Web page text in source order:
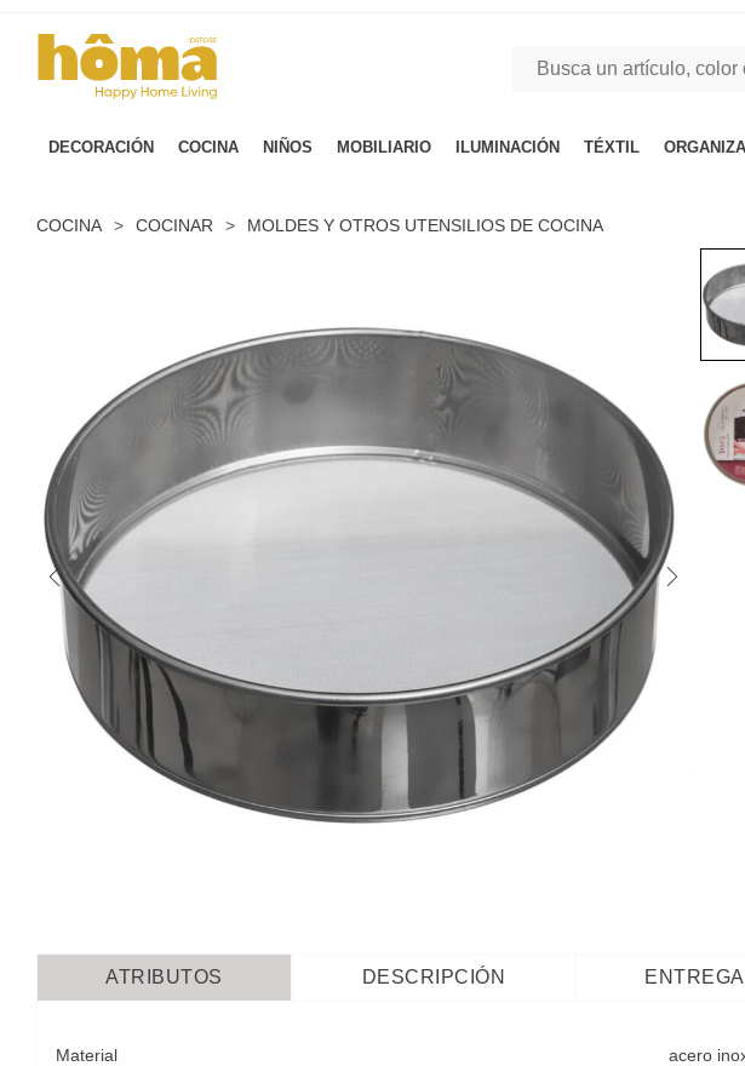
DECORACIÓN COCINA NIÑOS MOBILIARIO ILUMINACIÓN TÉXTIL
COCINA > COCINAR > MOLDES Y OTROS UTENSILIOS DE COCINA
ATRIBUTOS DESCRIPCIÓN ENTREGA
Material acero